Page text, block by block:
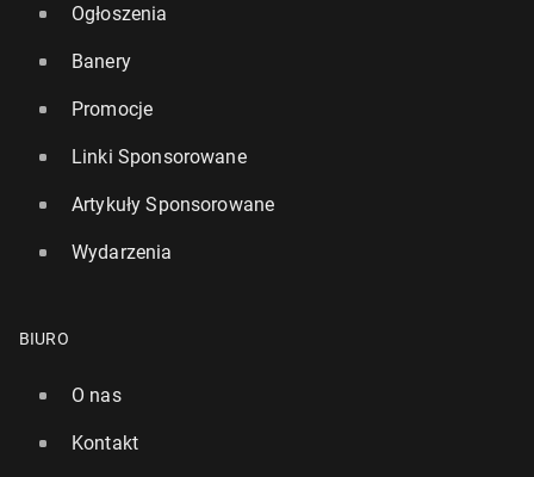
Ogłoszenia
Banery
Promocje
Linki Sponsorowane
Artykuły Sponsorowane
Wydarzenia
BIURO
O nas
Kontakt